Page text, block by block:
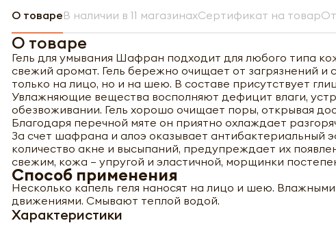
О товареВ наличии в 11 магазинахСертификат на товар
О товаре
Гель для умывания Шафран подходит для любого типа
свежий аромат. Гель бережно очищает от загрязнений и
только на лицо, но и на шею. В составе присутствует
Увлажняющие вещества восполняют дефицит влаги,
обезвоживании. Гель хорошо очищает поры, открывая
Благодаря перечной мяте он приятно охлаждает
За счет шафрана и алоэ оказывает антибактериальный
количество акне и высыпаний, предупреждает их
свежим, кожа – упругой и эластичной, морщинки
Способ применения
Несколько капель геля наносят на лицо и шею.
движениями. Смывают теплой водой.
Характеристики